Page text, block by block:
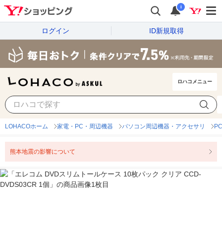
i
ログイン ID新規取得
ロハコメニュー
LOHACOホーム 家電・PC・周辺機器 パソコン周辺機器・アクセサリ
熊本地震の影響について